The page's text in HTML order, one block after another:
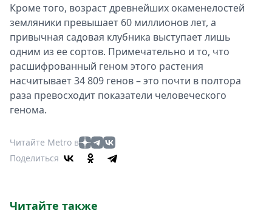
Кроме того, возраст древнейших окаменелостей
земляники превышает 60 миллионов лет, а
привычная садовая клубника выступает лишь
одним из ее сортов. Примечательно и то, что
расшифрованный геном этого растения
насчитывает 34 809 генов – это почти в полтора
раза превосходит показатели человеческого
генома.
Читайте Metro в
Поделиться
Читайте также